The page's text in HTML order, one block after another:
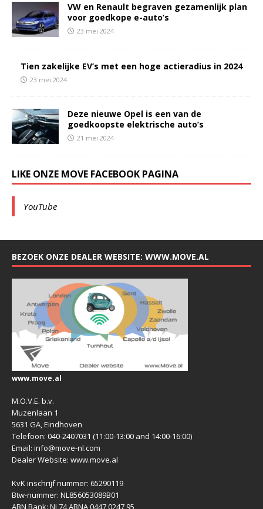
VW en Renault begraven gezamenlijk plan
voor goedkope e-auto’s
23 mei 2024
Tien zakelijke EV’s met een hoge actieradius in 2024
23 mei 2024
Deze nieuwe Opel is een van de
goedkoopste elektrische auto’s
21 mei 2024
LIKE ONZE MOVE FACEBOOK PAGINA
YouTube
BEZOEK ONZE DEALER WEBSITE: WWW.MOVE.AL
www.move.al
M.O.V.E. b.v.
Muzenlaan 1
5631 GA, Eindhoven
Telefoon: 040-2407031 (11:00-13:00 and 14:00-16:00)
Email: info@move-nl.com
Dealer Website: www.move.al
KvK inschrijf nummer: 65290119
Btw-nummer: NL856053089B01
ABN Bank: NL74 ABNA 0447 0247 95